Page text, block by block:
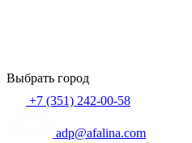
Выбрать город
+7 (351) 242-00-58
adp@afalina.com